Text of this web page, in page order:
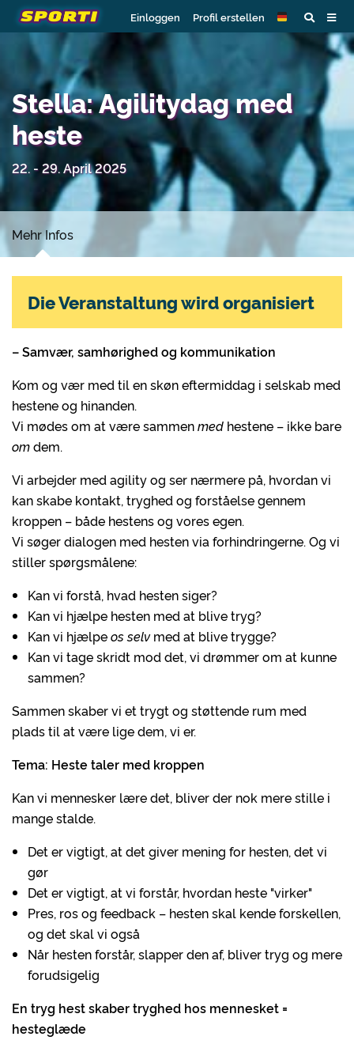
Einloggen Profil erstellen
Stella: Agilitydag med
heste
22. - 29. April 2025
Mehr Infos
– Samvær, samhørighed og kommunikation
Kom og vær med til en skøn eftermiddag i selskab med
hestene og hinanden.
Vi mødes om at være sammenmed hestene – ikke bare
omdem.
Vi arbejder med agility og ser nærmere på, hvordan vi
kan skabe kontakt, tryghed og forståelse gennem
kroppen – både hestens og vores egen.
Vi søger dialogen med hesten via forhindringerne. Og vi
stiller spørgsmålene:
Kan vi forstå, hvad hesten siger?
Kan vi hjælpe hesten med at blive tryg?
Kan vi hjælpeos selvmed at blive trygge?
Kan vi tage skridt mod det, vi drømmer om at kunne
sammen?
Sammen skaber vi et trygt og støttende rum med
plads til at være lige dem, vi er.
Tema: Heste taler med kroppen
Kan vi mennesker lære det, bliver der nok mere stille i
mange stalde.
Det er vigtigt, at det giver mening for hesten, det vi
gør
Det er vigtigt, at vi forstår, hvordan heste "virker"
Pres, ros og feedback – hesten skal kende forskellen,
og det skal vi også
Når hesten forstår, slapper den af, bliver tryg og mere
forudsigelig
En tryg hest skaber tryghed hos mennesket =
hesteglæde
Die Veranstaltung wird organisiert